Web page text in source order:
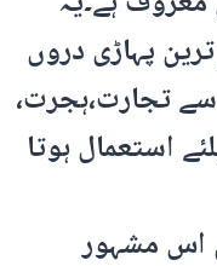
پہاڑی دروں
تجارت،ہجرت،
استعمال ہوتا
اس مشہور